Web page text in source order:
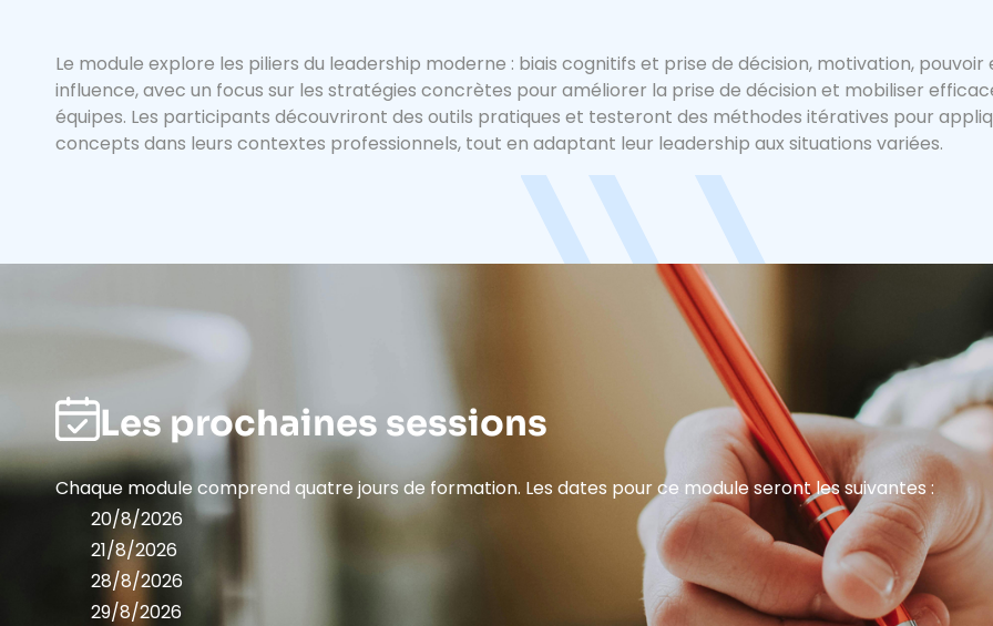
Le module explore les piliers du leadership moderne : biais cognitifs et prise de décision, motivation, pouvoir
influence, avec un focus sur les stratégies concrètes pour améliorer la prise de décision et mobiliser
équipes. Les participants découvriront des outils pratiques et testeront des méthodes itératives pour
concepts dans leurs contextes professionnels, tout en adaptant leur leadership aux situations variées.
Les prochaines sessions
Chaque module comprend quatre jours de formation. Les dates pour ce module seront les suivantes :
20/8/2026
21/8/2026
28/8/2026
29/8/2026